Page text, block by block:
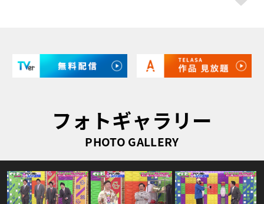
フォトギャラリー
PHOTO GALLERY